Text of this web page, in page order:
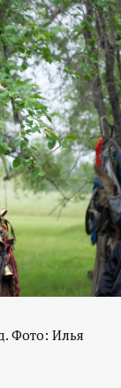
Фото: Илья